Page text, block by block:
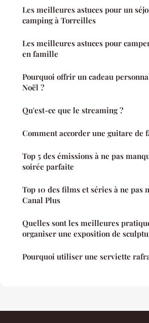
Les meilleures astuces pour un
camping à Torreilles
Les meilleures astuces pour
en famille
Pourquoi offrir un cadeau
Noël ?
Qu'est-ce que le streaming ?
Comment accorder une guitare de
Top 5 des émissions à ne pas
soirée parfaite
Top 10 des films et séries à ne pas
Canal Plus
Quelles sont les meilleures
organiser une exposition de
Pourquoi utiliser une serviette